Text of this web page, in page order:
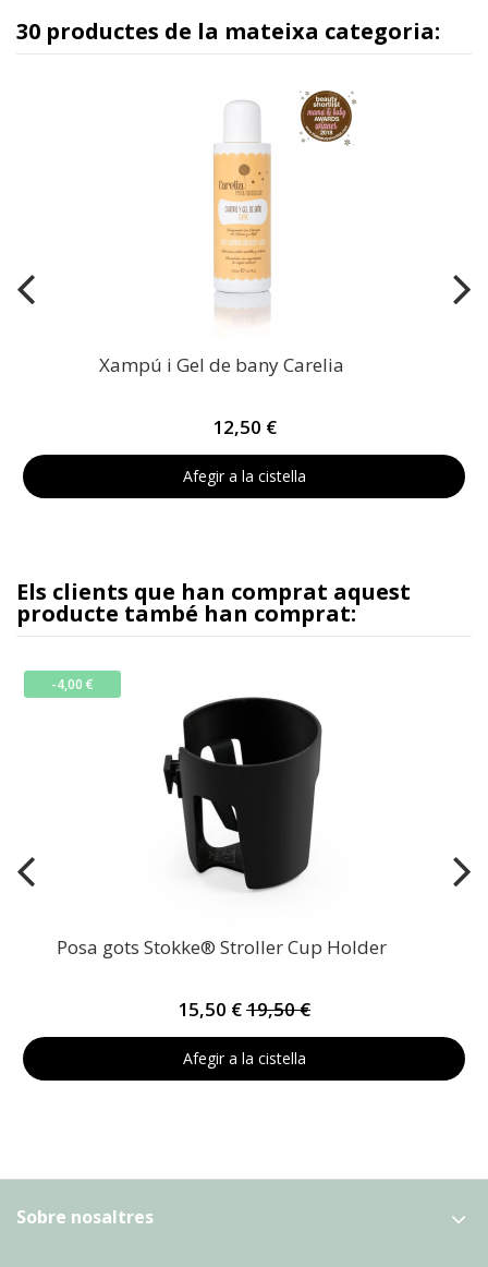
30 productes de la mateixa categoria:
Xampú i Gel de bany Carelia
12,50 €
Afegir a la cistella
Els clients que han comprat aquest
producte també han comprat:
-4,00 €
Posa gots Stokke® Stroller Cup Holder
15,50 €19,50 €
Afegir a la cistella
Sobre nosaltres